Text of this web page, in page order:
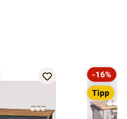
Rabatt
-16%
Tipp